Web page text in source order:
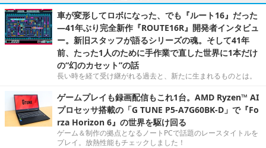
車が変形してロボになった、でも『ルート16』だった
―41年ぶり完全新作『ROUTE16R』開発者インタビュ
ー。新旧スタッフが語るシリーズの魂。そして41年
前、たった1人のために手作業で直した世界に1本だけ
の“幻のカセット”の話
長い時を経て受け継がれる過去と、新たに生まれるものとは。
ゲームプレイも録画配信もこれ1台。AMD Ryzen™ AI
プロセッサ搭載の「G TUNE P5-A7G60BK-D」で『Fo
rza Horizon 6』の世界を駆け回る
ゲーム＆制作の拠点となるノートPCで話題のレースタイトルを
プレイ。放熱性能もチェックしました！